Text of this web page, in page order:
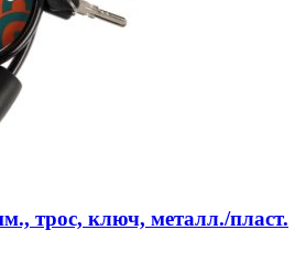
трос, ключ, металл./пласт.